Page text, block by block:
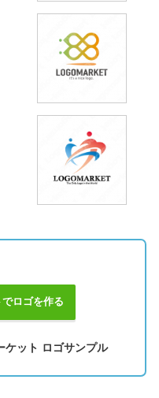
ロゴを作る